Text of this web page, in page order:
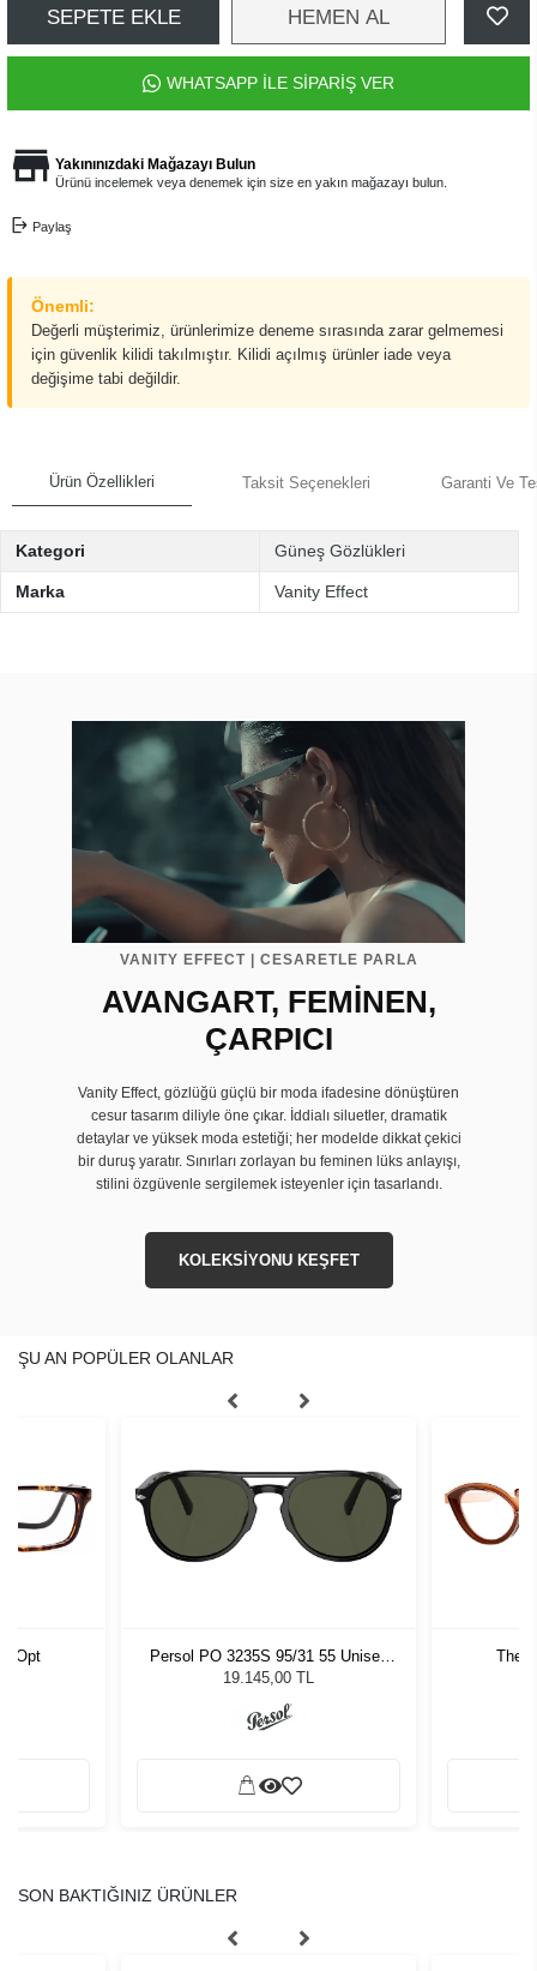
SEPETE EKLE HEMEN AL
WHATSAPP İLE SİPARİŞ VER
Yakınınızdaki Mağazayı Bulun
Ürünü incelemek veya denemek için size en yakın mağazayı bulun.
Paylaş
Önemli:
Değerli müşterimiz, ürünlerimize deneme sırasında zarar gelmemesi
için güvenlik kilidi takılmıştır. Kilidi açılmış ürünler iade veya
değişime tabi değildir.
Ürün Özellikleri Taksit Seçenekleri Garanti Ve
Kategori Güneş Gözlükleri
Marka Vanity Effect
VANITY EFFECT | CESARETLE PARLA
AVANGART, FEMİNEN,
ÇARPICI
Vanity Effect, gözlüğü güçlü bir moda ifadesine dönüştüren
cesur tasarım diliyle öne çıkar. İddialı siluetler, dramatik
detaylar ve yüksek moda estetiği; her modelde dikkat çekici
bir duruş yaratır. Sınırları zorlayan bu feminen lüks anlayışı,
stilini özgüvenle sergilemek isteyenler için tasarlandı.
KOLEKSİYONU KEŞFET
ŞU AN POPÜLER OLANLAR
Opt
Persol PO 3235S 95/31 55 Unisex
Güneş Gözlüğü
19.145,00 TL
Theo
SON BAKTIĞINIZ ÜRÜNLER